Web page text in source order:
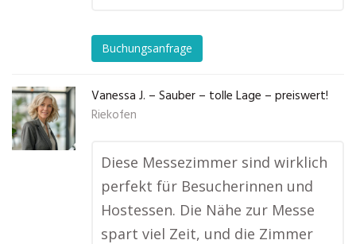
Buchungsanfrage
Vanessa J. – Sauber – tolle Lage – preiswert!
Riekofen
Diese Messezimmer sind wirklich
perfekt für Besucherinnen und
Hostessen. Die Nähe zur Messe
spart viel Zeit, und die Zimmer